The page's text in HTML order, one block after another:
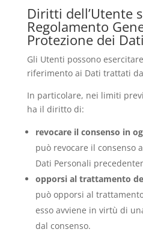
Diritti dell’Utente
Regolamento
Protezione dei
Gli Utenti possono
riferimento ai Dati trattati
In particolare, nei limiti
ha il diritto di:
revocare il consenso in
può revocare il consenso
Dati Personali
opporsi al trattamento
può opporsi al
esso avviene in virtù di
dal consenso.